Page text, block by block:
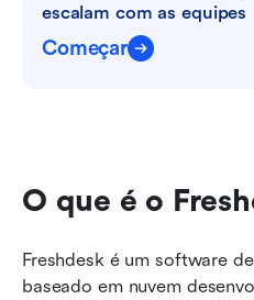
escalam com as equipes
Começar
O que é o
Freshdesk é um software
baseado em nuvem